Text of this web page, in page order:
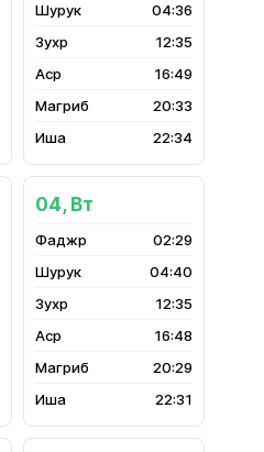
04:36
12:35
16:49
20:33
22:34
04, Вт
02:29
04:40
12:35
16:48
20:29
22:31